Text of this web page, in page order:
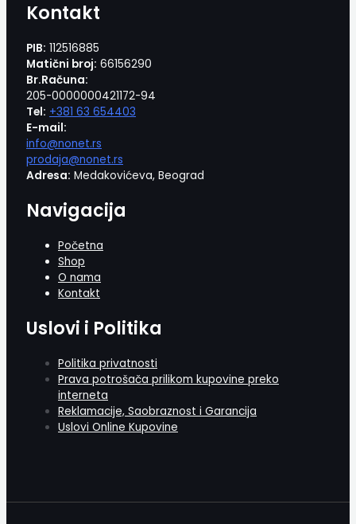
Kontakt
PIB: 112516885
Matični broj: 66156290
Br.Računa:
205-0000000421172-94
Tel: +381 63 654403
E-mail:
info@nonet.rs
prodaja@nonet.rs
Adresa: Medakovićeva, Beograd
Navigacija
Početna
Shop
O nama
Kontakt
Uslovi i Politika
Politika privatnosti
Prava potrošača prilikom kupovine preko
interneta
Reklamacije, Saobraznost i Garancija
Uslovi Online Kupovine